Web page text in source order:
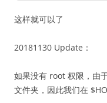
这样就可以了
20181130 Update：
如果没有 root 权限，由
文件夹，因此我们在